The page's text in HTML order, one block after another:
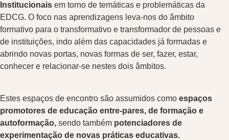
Institucionais em torno de temáticas e problemáticas da
EDCG. O foco nas aprendizagens leva-nos do âmbito
formativo para o transformativo e transformador de pessoas e
de instituições, indo além das capacidades já formadas e
abrindo novas portas, novas formas de ser, fazer, estar,
conhecer e relacionar-se nestes dois âmbitos.
Estes espaços de encontro são assumidos como espaços
promotores de educação entre-pares, de formação e
autoformação, sendo também potenciadores de
experimentação de novas práticas educativas.